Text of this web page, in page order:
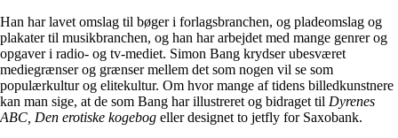
Han har lavet omslag til bøger i forlagsbranchen, og pladeomslag og
plakater til musikbranchen, og han har arbejdet med mange genrer og
opgaver i radio- og tv-mediet. Simon Bang krydser ubesværet
mediegrænser og grænser mellem det som nogen vil se som
populærkultur og elitekultur. Om hvor mange af tidens billedkunstnere
kan man sige, at de som Bang har illustreret og bidraget til Dyrenes
ABC, Den erotiske kogebog eller designet to jetfly for Saxobank.